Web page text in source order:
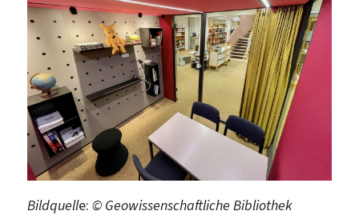
Bildquelle:© Geowissenschaftliche Bibliothek